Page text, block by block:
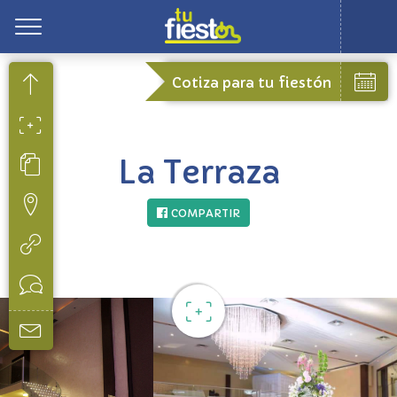
Cotiza para tu fiestón
La Terraza
COMPARTIR